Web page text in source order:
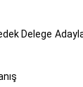
Delege